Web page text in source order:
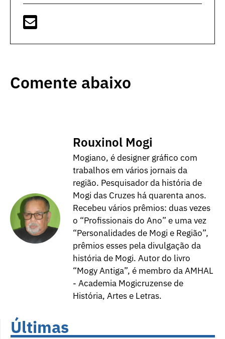
Comente abaixo
Rouxinol Mogi
Mogiano, é designer gráfico com
trabalhos em vários jornais da
região. Pesquisador da história de
Mogi das Cruzes há quarenta anos.
Recebeu vários prêmios: duas vezes
o “Profissionais do Ano” e uma vez
“Personalidades de Mogi e Região”,
prêmios esses pela divulgação da
história de Mogi. Autor do livro
“Mogy Antiga”, é membro da AMHAL
- Academia Mogicruzense de
História, Artes e Letras.
Últimas